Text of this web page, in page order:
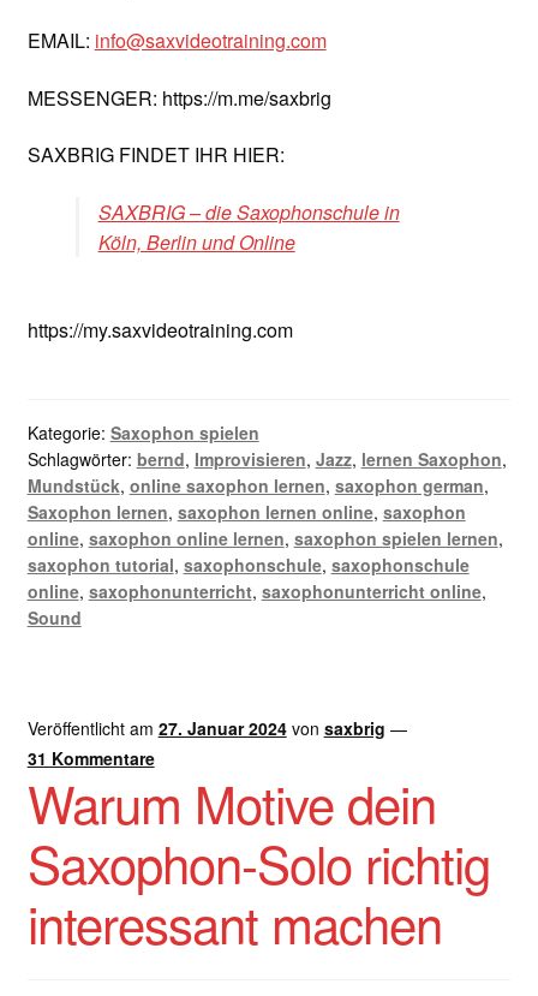
EMAIL: info@saxvideotraining.com
MESSENGER: https://m.me/saxbrig
SAXBRIG FINDET IHR HIER:
SAXBRIG – die Saxophonschule in
Köln, Berlin und Online
https://my.saxvideotraining.com
Kategorie: Saxophon spielen
Schlagwörter: bernd, Improvisieren, Jazz, lernen Saxophon,
Mundstück, online saxophon lernen, saxophon german,
Saxophon lernen, saxophon lernen online, saxophon
online, saxophon online lernen, saxophon spielen lernen,
saxophon tutorial, saxophonschule, saxophonschule
online, saxophonunterricht, saxophonunterricht online,
Sound
Veröffentlicht am 27. Januar 2024 von saxbrig —
31 Kommentare
Warum Motive dein
Saxophon-Solo richtig
interessant machen